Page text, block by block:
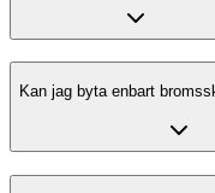
Kan jag byta enbart